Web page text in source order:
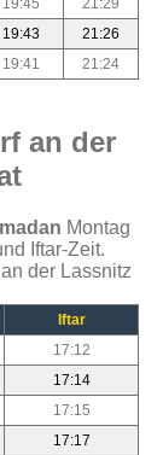
19:43
21:26
19:41 21:24
an der
Montag
Iftar-Zeit.
der Lassnitz
Iftar
17:12
17:14
17:15
17:17